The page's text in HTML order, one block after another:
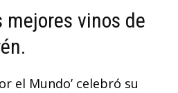
mejores vinos de
el Mundo’ celebró su